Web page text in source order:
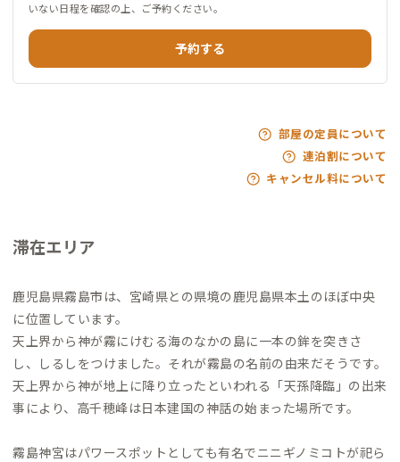
いない日程を確認の上、ご予約ください。
予約する
部屋の定員について
連泊割について
キャンセル料について
滞在エリア
鹿児島県霧島市は、宮崎県との県境の鹿児島県本土のほぼ中央
に位置しています。
天上界から神が霧にけむる海のなかの島に一本の鉾を突きさ
し、しるしをつけました。それが霧島の名前の由来だそうです。
天上界から神が地上に降り立ったといわれる「天孫降臨」の出来
事により、高千穂峰は日本建国の神話の始まった場所です。
霧島神宮はパワースポットとしても有名でニニギノミコトが祀ら